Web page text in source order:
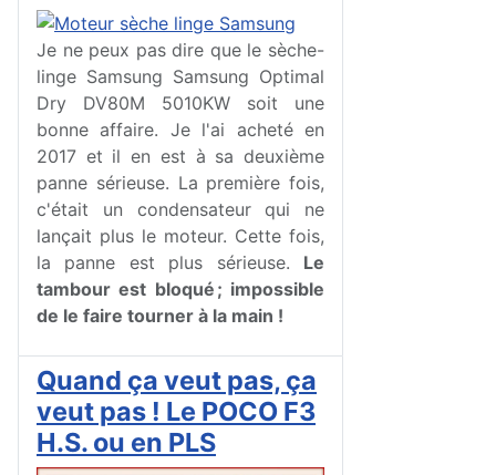
Je ne peux pas dire que le sèche-
linge Samsung Samsung Optimal
Dry DV80M 5010KW soit une
bonne affaire. Je l'ai acheté en
2017 et il en est à sa deuxième
panne sérieuse. La première fois,
c'était un condensateur qui ne
lançait plus le moteur. Cette fois,
la panne est plus sérieuse. Le
tambour est bloqué ; impossible
de le faire tourner à la main !
Quand ça veut pas, ça
veut pas ! Le POCO F3
H.S. ou en PLS